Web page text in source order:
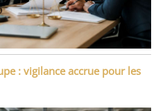
: vigilance accrue pour les